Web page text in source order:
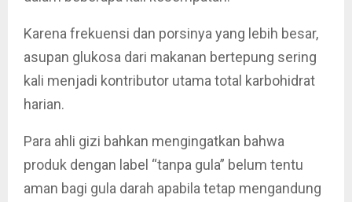
Karena frekuensi dan porsinya yang lebih besar,
asupan glukosa dari makanan bertepung sering
kali menjadi kontributor utama total karbohidrat
harian.
Para ahli gizi bahkan mengingatkan bahwa
produk dengan label “tanpa gula” belum tentu
aman bagi gula darah apabila tetap mengandung